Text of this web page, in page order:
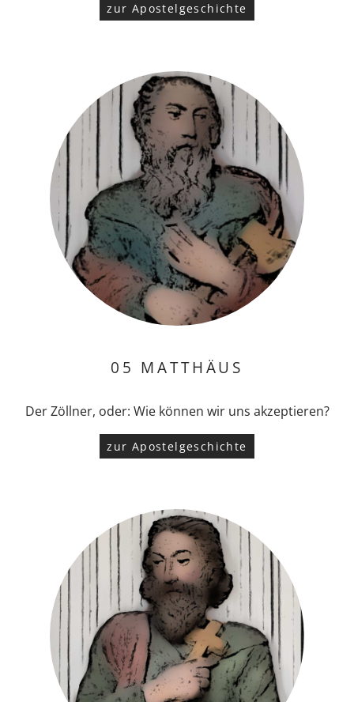
zur Apostelgeschichte
05 MATTHÄUS
Der Zöllner, oder: Wie können wir uns akzeptieren?
zur Apostelgeschichte